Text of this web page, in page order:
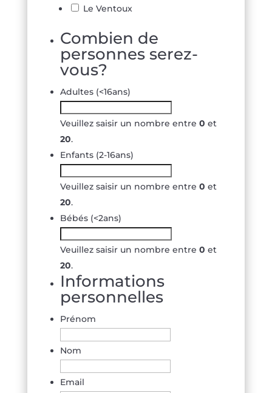
Le Ventoux
Combien de
personnes serez-
vous?
Adultes (<16ans)
Veuillez saisir un nombre entre 0 et
20.
Enfants (2-16ans)
Veuillez saisir un nombre entre 0 et
20.
Bébés (<2ans)
Veuillez saisir un nombre entre 0 et
20.
Informations
personnelles
Prénom
Nom
Email